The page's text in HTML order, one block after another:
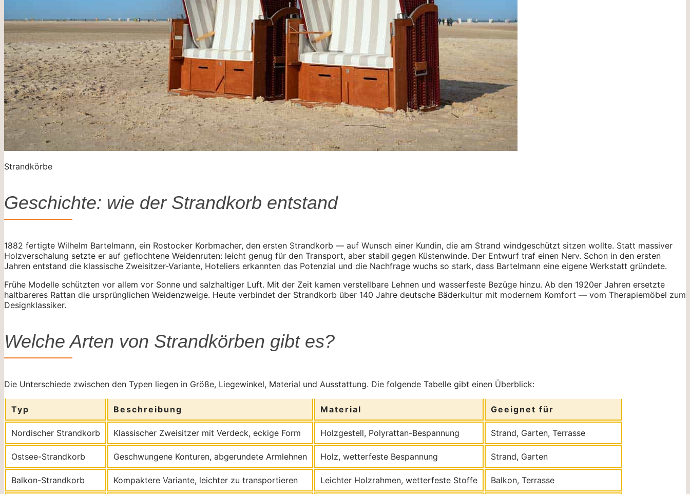
Strandkörbe
Geschichte: wie der Strandkorb entstand
1882 fertigte Wilhelm Bartelmann, ein Rostocker Korbmacher, den ersten Strandkorb — auf Wunsch einer Kundin, die am Strand windgeschützt sitzen wollte. Statt massiver
Holzverschalung setzte er auf geflochtene Weidenruten: leicht genug für den Transport, aber stabil gegen Küstenwinde. Der Entwurf traf einen Nerv. Schon in den ersten
Jahren entstand die klassische Zweisitzer-Variante, Hoteliers erkannten das Potenzial und die Nachfrage wuchs so stark, dass Bartelmann eine eigene Werkstatt gründete.
Frühe Modelle schützten vor allem vor Sonne und salzhaltiger Luft. Mit der Zeit kamen verstellbare Lehnen und wasserfeste Bezüge hinzu. Ab den 1920er Jahren ersetzte
haltbareres Rattan die ursprünglichen Weidenzweige. Heute verbindet der Strandkorb über 140 Jahre deutsche Bäderkultur mit modernem Komfort — vom Therapiemöbel zum
Designklassiker.
Welche Arten von Strandkörben gibt es?
Die Unterschiede zwischen den Typen liegen in Größe, Liegewinkel, Material und Ausstattung. Die folgende Tabelle gibt einen Überblick:
Typ Beschreibung Material Geeignet für
Nordischer Strandkorb Klassischer Zweisitzer mit Verdeck, eckige Form Holzgestell, Polyrattan-Bespannung Strand, Garten, Terrasse
Ostsee-Strandkorb Geschwungene Konturen, abgerundete Armlehnen Holz, wetterfeste Bespannung Strand, Garten
Balkon-Strandkorb Kompaktere Variante, leichter zu transportieren Leichter Holzrahmen, wetterfeste Stoffe Balkon, Terrasse